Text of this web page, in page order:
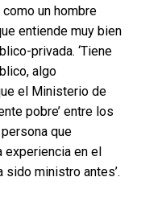
un hombre
entiende muy bien
privada. ‘Tiene
algo
el Ministerio de
pobre’ entre los
que
en el
sido ministro antes’.